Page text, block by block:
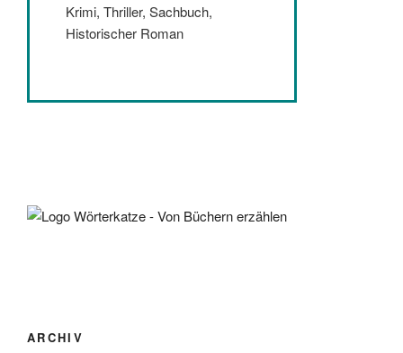
Krimi, Thriller, Sachbuch,
Historischer Roman
ARCHIV